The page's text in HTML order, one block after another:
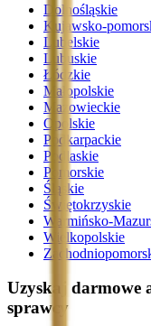
Dolnośląskie
Kujawsko-
Lubelskie
Lubuskie
Łódzkie
Małopolskie
Mazowieckie
Opolskie
Podkarpackie
Podlaskie
Pomorskie
Śląskie
Świętokrzyskie
Warmińsko-
Wielkopolskie
Uzyskaj darmowe
sprawcy